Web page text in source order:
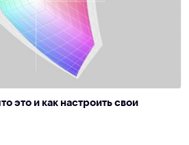
это и как настроить свои